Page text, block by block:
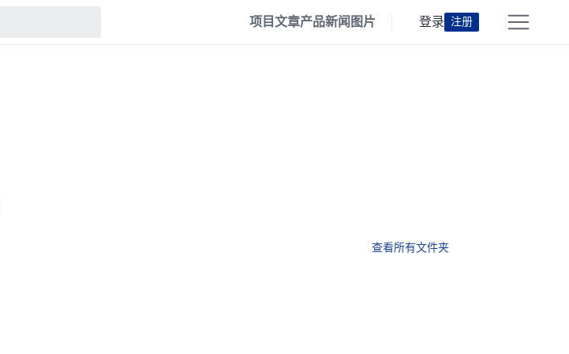
项目文章产品新闻 图片 登录 注册
查看所有文件夹